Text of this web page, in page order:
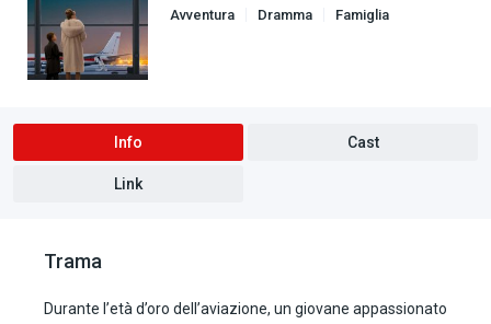
Avventura
Dramma Famiglia
Info Cast
Link
Trama
Durante l’età d’oro dell’aviazione, un giovane appassionato